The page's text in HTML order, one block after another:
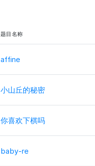
题目名称
affine
小山丘的秘密
你喜欢下棋吗
baby-re